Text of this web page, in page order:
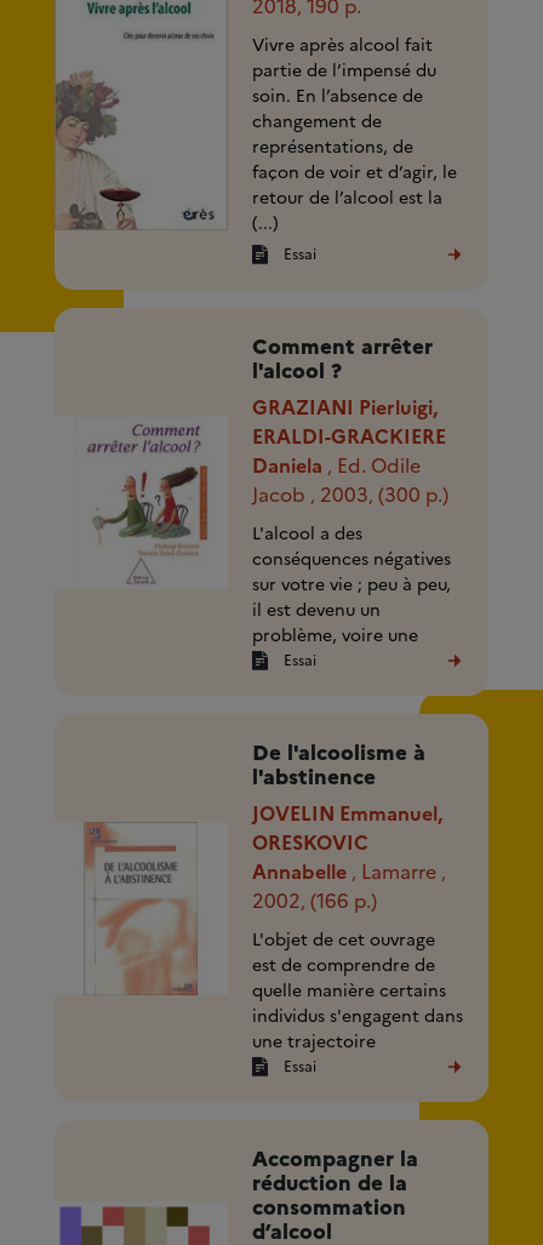
2018,190 p.
Vivre après alcool fait
partie de l’impensé du
soin. En l’absence de
changement de
représentations, de
façon de voir et d’agir, le
retour de l’alcool est la
(...)
Essai
Comment arrêter
l'alcool ?
GRAZIANI Pierluigi,
ERALDI-GRACKIERE
Daniela , Ed. Odile
Jacob , 2003,(300 p.)
L'alcool a des
conséquences négatives
sur votre vie ; peu à peu,
il est devenu un
problème, voire une
souffrance ; vous
Essai
De l'alcoolisme à
l'abstinence
JOVELIN Emmanuel,
ORESKOVIC
Annabelle , Lamarre ,
2002,(166 p.)
L'objet de cet ouvrage
est de comprendre de
quelle manière certains
individus s'engagent dans
une trajectoire
d'alcoolisation, puis
Essai
Accompagner la
réduction de la
consommation
d’alcool